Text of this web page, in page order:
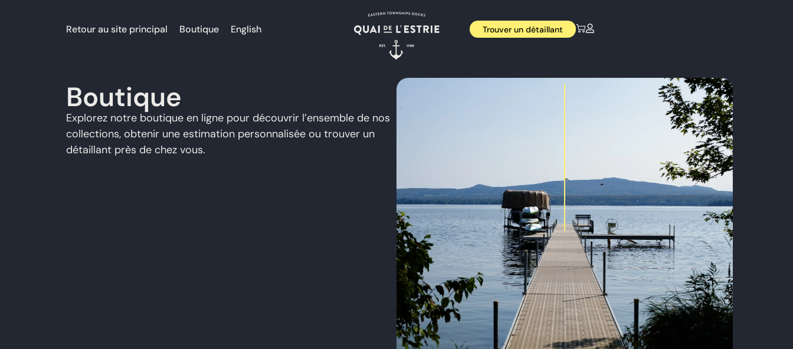
Retour au site principal Boutique English Trouver un détaillant
Boutique
Explorez notre boutique en ligne pour découvrir l’ensemble de nos
collections, obtenir une estimation personnalisée ou trouver un
détaillant près de chez vous.